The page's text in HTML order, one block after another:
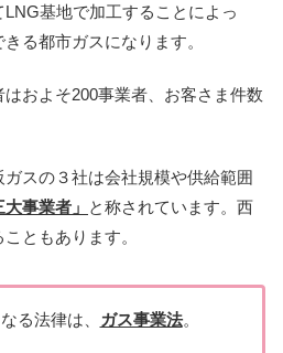
基地で加工することによっ
る都市ガスになります。
およそ200事業者、お客さま件数
スの３社は会社規模や供給範囲
大事業者」 と称されています。西
ともあります。
る法律は、 ガス事業法。